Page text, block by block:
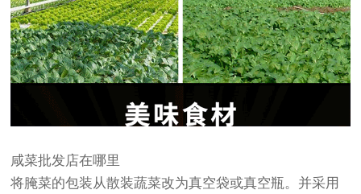
咸菜批发店在哪里
将腌菜的包装从散装蔬菜改为真空袋或真空瓶。并采用